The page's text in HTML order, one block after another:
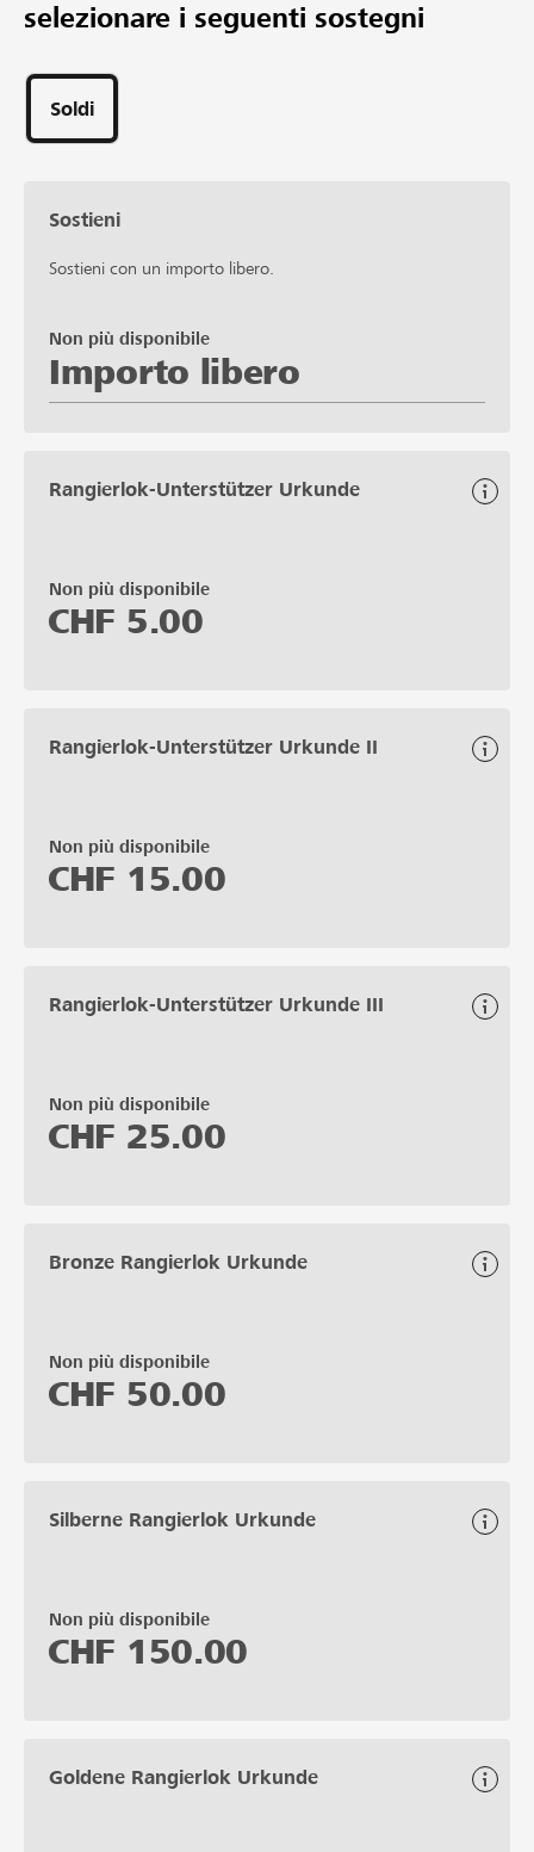
selezionare i seguenti sostegni
Soldi
Sostieni
Sostieni con un importo libero.
Importo libero
Non più disponibile
Rangierlok-Unterstützer Urkunde
Non più disponibile
CHF 5.00
Rangierlok-Unterstützer Urkunde II
Non più disponibile
CHF 15.00
Rangierlok-Unterstützer Urkunde III
Non più disponibile
CHF 25.00
Bronze Rangierlok Urkunde
Non più disponibile
CHF 50.00
Silberne Rangierlok Urkunde
Non più disponibile
CHF 150.00
Goldene Rangierlok Urkunde